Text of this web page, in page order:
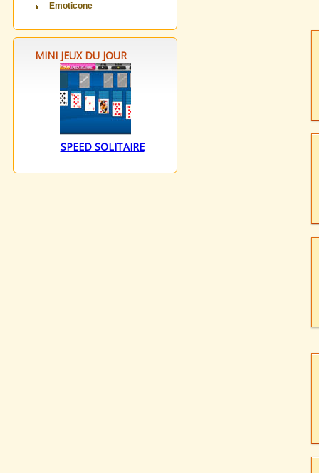
Emoticone
MINI JEUX DU JOUR
SPEED SOLITAIRE